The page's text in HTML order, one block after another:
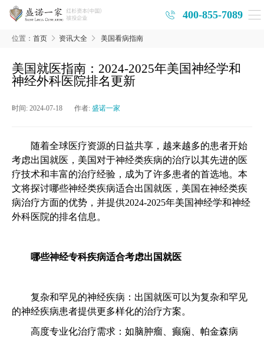
400-855-7089
位置： 首页 资讯大全 美国看病指南
美国就医指南：2024-2025年美国神经学和
神经外科医院排名更新
时间: 2024-07-18 作者: 盛诺一家
随着全球医疗资源的日益共享，越来越多的患者开始
考虑出国就医，美国对于神经类疾病的治疗以其先进的医
疗技术和丰富的治疗经验，成为了许多患者的首选地。本
文将探讨哪些神经类疾病适合出国就医，美国在神经类疾
病治疗方面的优势，并提供2024-2025年美国神经学和神经
外科医院的排名信息。
哪些神经专科疾病适合考虑出国就医
复杂和罕见的神经疾病：出国就医可以为复杂和罕见
的神经疾病患者提供更多样化的治疗方案。
高度专业化治疗需求：如脑肿瘤、癫痫、帕金森病